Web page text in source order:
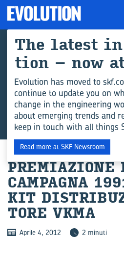
PRE­MIA­ZIO­NE
CAM­PA­GNA
KIT
TO­RE VKMA
Aprile 4, 2012 2 minuti
The la­te­st
tion – now
Evolution has moved to
continue to update you on
change in the engineering
about emerging trends and
keep in touch with all things
Read more at SKF Newsroom